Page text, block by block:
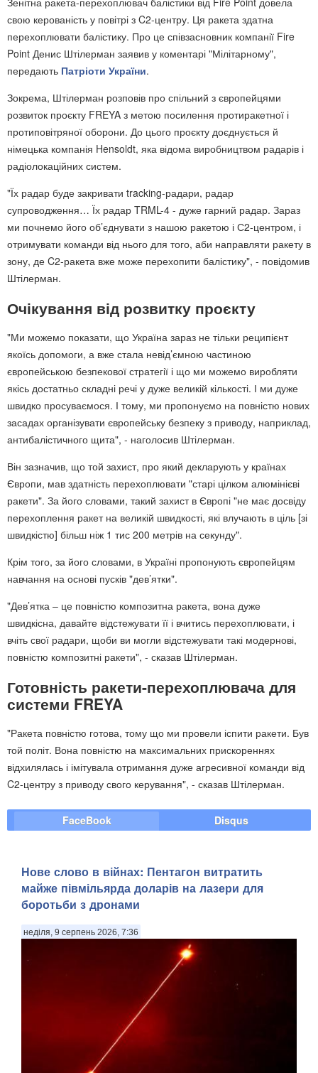
свою керованість у повітрі з C2-центру. Ця ракета здатна
перехоплювати балістику. Про це співзасновник компанії Fire
Point Денис Штілерман заявив у коментарі "Мілітарному",
передають Патріоти України.
Зокрема, Штілерман розповів про спільний з європейцями
розвиток проєкту FREYA з метою посилення протиракетної і
протиповітряної оборони. До цього проєкту доєднується й
німецька компанія Hensoldt, яка відома виробництвом радарів і
радіолокаційних систем.
"Їх радар буде закривати tracking-радари, радар
супроводження… Їх радар TRML-4 - дуже гарний радар. Зараз
ми почнемо його об’єднувати з нашою ракетою і С2-центром, і
отримувати команди від нього для того, аби направляти ракету в
зону, де C2-ракета вже може перехопити балістику", - повідомив
Штілерман.
Очікування від розвитку проєкту
"Ми можемо показати, що Україна зараз не тільки реципієнт
якоїсь допомоги, а вже стала невід’ємною частиною
європейською безпекової стратегії і що ми можемо виробляти
якісь достатньо складні речі у дуже великій кількості. І ми дуже
швидко просуваємося. І тому, ми пропонуємо на повністю нових
засадах організувати європейську безпеку з приводу, наприклад,
антибалістичного щита", - наголосив Штілерман.
Він зазначив, що той захист, про який декларують у країнах
Європи, мав здатність перехоплювати "старі цілком алюмінієві
ракети". За його словами, такий захист в Європі "не має досвіду
перехоплення ракет на великій швидкості, які влучають в ціль [зі
швидкістю] більш ніж 1 тис 200 метрів на секунду".
Крім того, за його словами, в Україні пропонують європейцям
навчання на основі пусків "дев’ятки".
"Дев’ятка – це повністю композитна ракета, вона дуже
швидкісна, давайте відстежувати її і вчитись перехоплювати, і
вчіть свої радари, щоби ви могли відстежувати такі модернові,
повністю композитні ракети", - сказав Штілерман.
Готовність ракети-перехоплювача для
системи FREYA
"Ракета повністю готова, тому що ми провели іспити ракети. Був
той політ. Вона повністю на максимальних прискореннях
відхилялась і імітувала отримання дуже агресивної команди від
C2-центру з приводу свого керування", - сказав Штілерман.
FaceBook Disqus
Нове слово в війнах: Пентагон витратить
майже півмільярда доларів на лазери для
боротьби з дронами
неділя, 9 серпень 2026, 7:36